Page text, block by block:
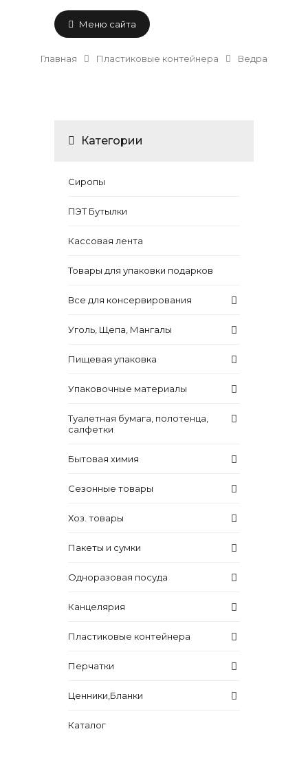
Меню сайта
Главная Пластиковые контейнера Ведра
Категории
Сиропы
ПЭТ Бутылки
Кассовая лента
Товары для упаковки подарков
Все для консервирования
Уголь, Щепа, Мангалы
Пищевая упаковка
Упаковочные материалы
Туалетная бумага, полотенца,
салфетки
Бытовая химия
Сезонные товары
Хоз. товары
Пакеты и сумки
Одноразовая посуда
Канцелярия
Пластиковые контейнера
Перчатки
Ценники,Бланки
Каталог